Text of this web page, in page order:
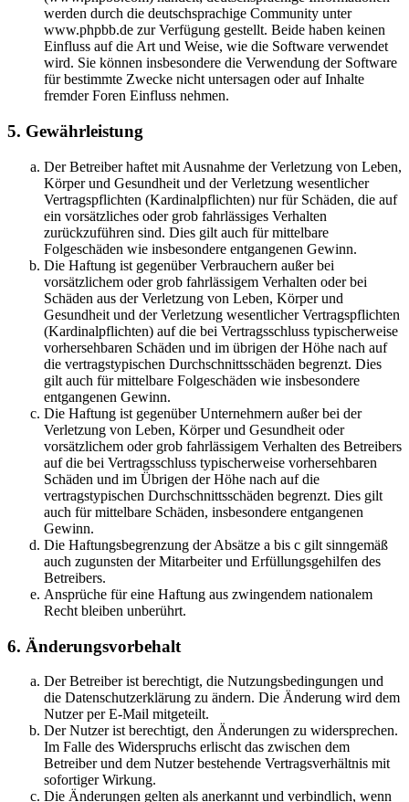
werden durch die deutschsprachige Community unter
www.phpbb.de zur Verfügung gestellt. Beide haben keinen
Einfluss auf die Art und Weise, wie die Software verwendet
wird. Sie können insbesondere die Verwendung der Software
für bestimmte Zwecke nicht untersagen oder auf Inhalte
fremder Foren Einfluss nehmen.
5. Gewährleistung
Der Betreiber haftet mit Ausnahme der Verletzung von Leben,
Körper und Gesundheit und der Verletzung wesentlicher
Vertragspflichten (Kardinalpflichten) nur für Schäden, die auf
ein vorsätzliches oder grob fahrlässiges Verhalten
zurückzuführen sind. Dies gilt auch für mittelbare
Folgeschäden wie insbesondere entgangenen Gewinn.
Die Haftung ist gegenüber Verbrauchern außer bei
vorsätzlichem oder grob fahrlässigem Verhalten oder bei
Schäden aus der Verletzung von Leben, Körper und
Gesundheit und der Verletzung wesentlicher Vertragspflichten
(Kardinalpflichten) auf die bei Vertragsschluss typischerweise
vorhersehbaren Schäden und im übrigen der Höhe nach auf
die vertragstypischen Durchschnittsschäden begrenzt. Dies
gilt auch für mittelbare Folgeschäden wie insbesondere
entgangenen Gewinn.
Die Haftung ist gegenüber Unternehmern außer bei der
Verletzung von Leben, Körper und Gesundheit oder
vorsätzlichem oder grob fahrlässigem Verhalten des Betreibers
auf die bei Vertragsschluss typischerweise vorhersehbaren
Schäden und im Übrigen der Höhe nach auf die
vertragstypischen Durchschnittsschäden begrenzt. Dies gilt
auch für mittelbare Schäden, insbesondere entgangenen
Gewinn.
Die Haftungsbegrenzung der Absätze a bis c gilt sinngemäß
auch zugunsten der Mitarbeiter und Erfüllungsgehilfen des
Betreibers.
Ansprüche für eine Haftung aus zwingendem nationalem
Recht bleiben unberührt.
6. Änderungsvorbehalt
Der Betreiber ist berechtigt, die Nutzungsbedingungen und
die Datenschutzerklärung zu ändern. Die Änderung wird dem
Nutzer per E-Mail mitgeteilt.
Der Nutzer ist berechtigt, den Änderungen zu widersprechen.
Im Falle des Widerspruchs erlischt das zwischen dem
Betreiber und dem Nutzer bestehende Vertragsverhältnis mit
sofortiger Wirkung.
Die Änderungen gelten als anerkannt und verbindlich, wenn